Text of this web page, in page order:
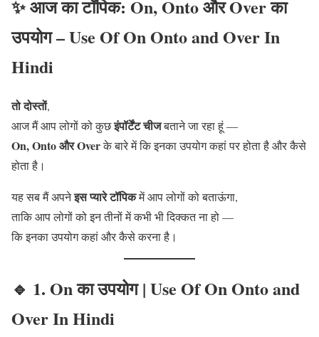
✨ आज का टॉपिक: On, Onto और Over का
उपयोग – Use Of On Onto and Over In
Hindi
तो दोस्तों,
आज मैं आप लोगों को कुछइंपॉर्टेंट चीजबताने जा रहा हूं —
On, Onto और Overके बारे में कि इनका उपयोग कहां पर होता है और कैसे
होता है।
यह सब मैं अपनेइस प्यारे टॉपिकमें आप लोगों को बताऊंगा,
ताकि आप लोगों को इन तीनों में कभी भी दिक्कत ना हो —
कि इनका उपयोग कहां और कैसे करना है।
🔹 1. Onका उपयोग | Use Of On Onto and
Over In Hindi